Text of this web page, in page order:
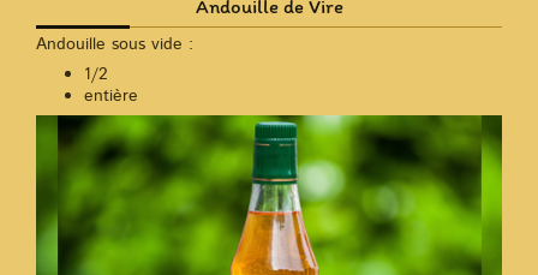
Andouille de Vire
Andouille sous vide :
1/2
entière